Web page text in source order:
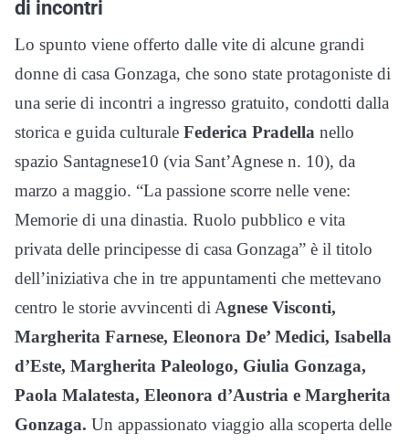
di incontri
Lo spunto viene offerto dalle vite di alcune grandi
donne di casa Gonzaga, che sono state protagoniste di
una serie di incontri a ingresso gratuito, condotti dalla
storica e guida culturale Federica Pradella nello
spazio Santagnese10 (via Sant’Agnese n. 10), da
marzo a maggio. “La passione scorre nelle vene:
Memorie di una dinastia. Ruolo pubblico e vita
privata delle principesse di casa Gonzaga” è il titolo
dell’iniziativa che in tre appuntamenti che mettevano
centro le storie avvincenti di Agnese Visconti,
Margherita Farnese, Eleonora De’ Medici, Isabella
d’Este, Margherita Paleologo, Giulia Gonzaga,
Paola Malatesta, Eleonora d’Austria e Margherita
Gonzaga. Un appassionato viaggio alla scoperta delle